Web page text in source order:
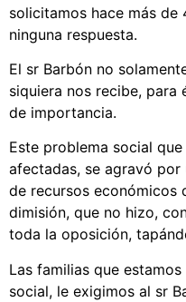
solicitamos hace más de
ninguna respuesta.
El sr Barbón no
siquiera nos recibe, para
de importancia.
Este problema social
afectadas, se agravó
de recursos económicos
dimisión, que no hizo,
toda la oposición,
Las familias que
social, le exigimos al sr